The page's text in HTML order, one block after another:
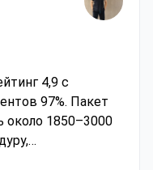
4,9 с
97%. Пакет
около 1850–3000